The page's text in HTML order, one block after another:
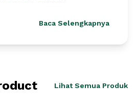
Baca Selengkapnya
Lihat Semua Produk